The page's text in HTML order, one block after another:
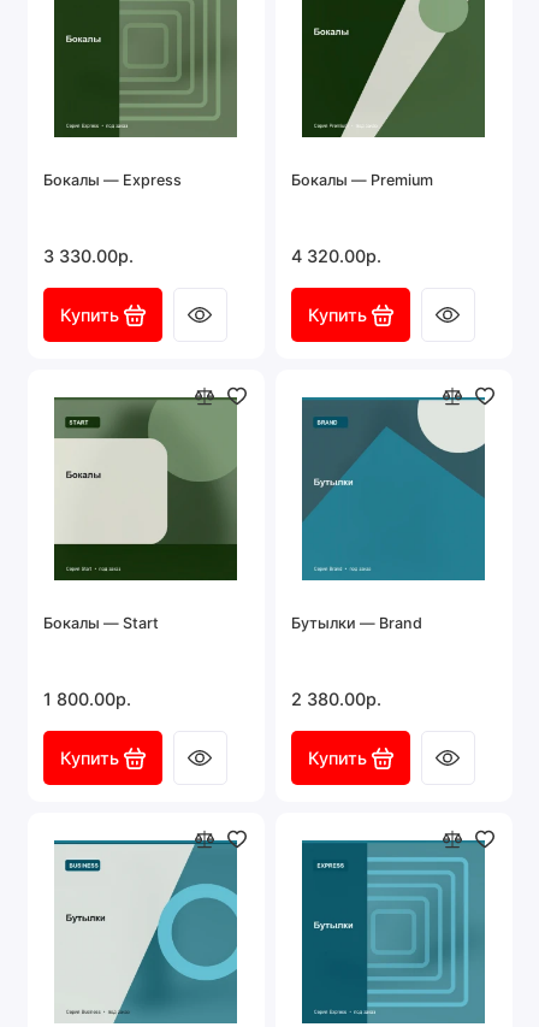
Бокалы — Express
3 330.00р.
Купить
Бокалы — Premium
4 320.00р.
Купить
Бокалы — Start
1 800.00р.
Купить
Бутылки — Brand
2 380.00р.
Купить